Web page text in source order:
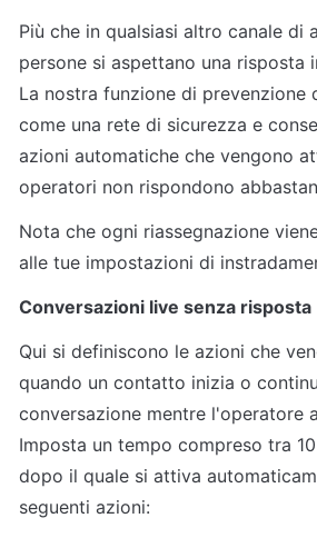
Più che in qualsiasi altro canale di
persone si aspettano una risposta
La nostra funzione di prevenzione
come una rete di sicurezza e
azioni automatiche che vengono
operatori non rispondono
Nota che ogni riassegnazione
alle tue impostazioni di
Conversazioni live senza risposta
Qui si definiscono le azioni che
quando un contatto inizia o
conversazione mentre l'operatore
Imposta un tempo compreso tra
dopo il quale si attiva
seguenti azioni: